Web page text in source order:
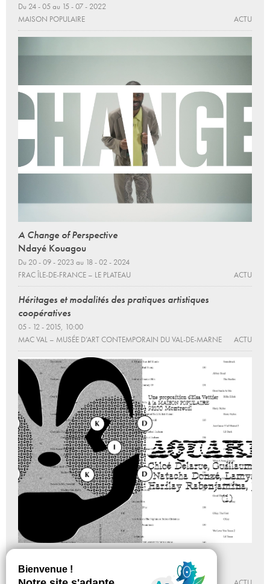
Du 24 - 05 au 15 - 07 - 2022
MAISON POPULAIRE
ACTU
A Change of Perspective
Ndayé Kouagou
Du 20 - 09 - 2023 au 18 - 02 - 2024
FRAC ÎLE-DE-FRANCE – LE PLATEAU
ACTU
Héritages et modalités des pratiques artistiques
coopératives
05 - 12 - 2015, 10:00
MAC VAL – MUSÉE D’ART CONTEMPORAIN DU VAL-DE-MARNE
ACTU
Du 25 - 01 au 23 - 04 - 2022